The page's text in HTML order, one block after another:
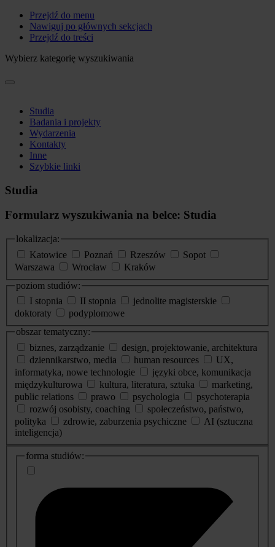
Przejdź do menu
Nawiguj po głównych sekcjach
Przejdź do treści
Wybierz kategorię wyszukiwania
Studia
Badania i projekty
Wydarzenia
Kontakty
Inne
Szybkie linki
Studia
Formularz wyszukiwania na belce: Studia
lokalizacja:
Katowice
Poznań Rzeszów
Sopot
Warszawa
Wrocław
Kraków
poziom studiów:
I stopnia
II stopnia
jednolite magisterskie
doktoraty
podyplomowe
obszar tematyczny:
biznes, zarządzanie
design, projektowanie, architektura
dziennikarstwo, media
human resources
UX,
informatyka, nowe technologie
języki obce, komunikacja
międzykulturowa
kultura, literatura, sztuka
marketing,
public relations
prawo psychologia
psychoterapia
rozwój osobisty, coaching
społeczeństwo, państwo,
polityka
zdrowie, zaburzenia psychiczne
AI (sztuczna
inteligencja)
dodatkowe
informacje
forma studiów: